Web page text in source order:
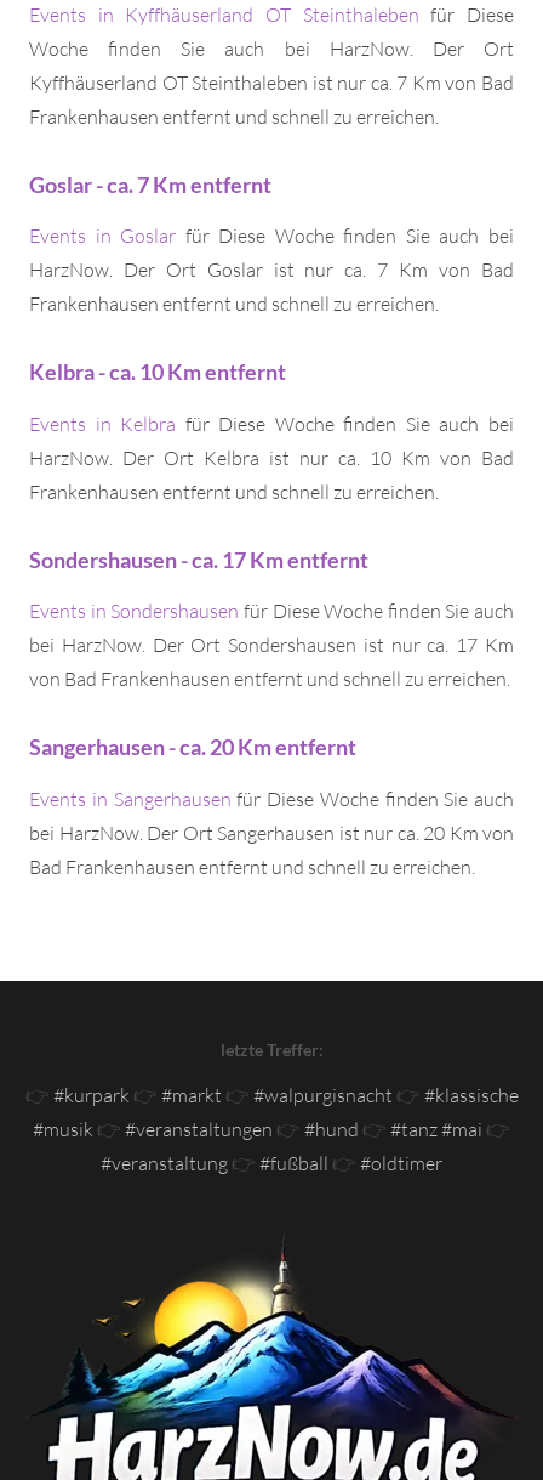
Events in Kyffhäuserland OT Steinthaleben für Diese
Woche finden Sie auch bei HarzNow. Der Ort
Kyffhäuserland OT Steinthaleben ist nur ca. 7 Km von Bad
Frankenhausen entfernt und schnell zu erreichen.
Goslar - ca. 7 Km entfernt
Events in Goslar für Diese Woche finden Sie auch bei
HarzNow. Der Ort Goslar ist nur ca. 7 Km von Bad
Frankenhausen entfernt und schnell zu erreichen.
Kelbra - ca. 10 Km entfernt
Events in Kelbra für Diese Woche finden Sie auch bei
HarzNow. Der Ort Kelbra ist nur ca. 10 Km von Bad
Frankenhausen entfernt und schnell zu erreichen.
Sondershausen - ca. 17 Km entfernt
Events in Sondershausen für Diese Woche finden Sie auch
bei HarzNow. Der Ort Sondershausen ist nur ca. 17 Km
von Bad Frankenhausen entfernt und schnell zu erreichen.
Sangerhausen - ca. 20 Km entfernt
Events in Sangerhausen für Diese Woche finden Sie auch
bei HarzNow. Der Ort Sangerhausen ist nur ca. 20 Km von
Bad Frankenhausen entfernt und schnell zu erreichen.
letzte Treffer:
👉 #kurpark 👉 #markt 👉 #walpurgisnacht 👉 #klassische
#musik 👉 #veranstaltungen 👉 #hund 👉 #tanz #mai 👉
#veranstaltung 👉 #fußball 👉 #oldtimer